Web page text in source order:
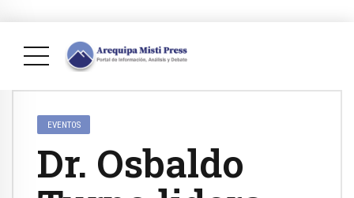
EVENTOS
Dr. Osbaldo